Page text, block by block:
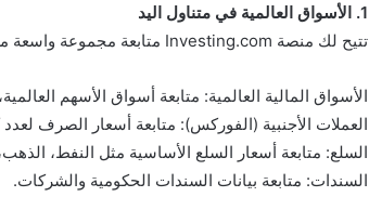
1. الأسواق العالمية في متناول اليد
تتيح لك منصة Investing.com متابعة مجموعة واسعة من الأسواق المالية، بما في ذلك:
الأسواق المالية العالمية: متابعة أسواق الأسهم
العملات الأجنبية (الفوركس): متابعة أسعار الصرف لعدد
السلع: متابعة أسعار السلع الأساسية مثل النفط،
السندات: متابعة بيانات السندات الحكومية والشركات.